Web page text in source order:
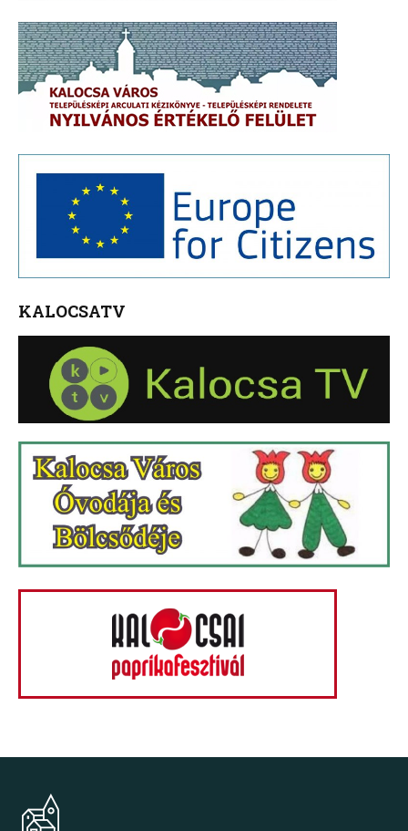
KALOCSATV